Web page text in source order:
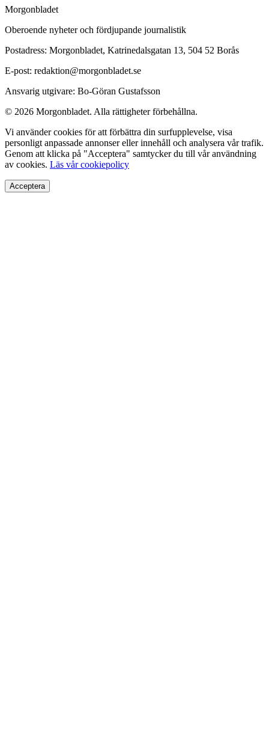
Morgonbladet
Oberoende nyheter och fördjupande journalistik
Postadress: Morgonbladet, Katrinedalsgatan 13, 504 52 Borås
E-post: redaktion@morgonbladet.se
Ansvarig utgivare: Bo-Göran Gustafsson
© 2026 Morgonbladet. Alla rättigheter förbehållna.
Vi använder cookies för att förbättra din surfupplevelse, visa
personligt anpassade annonser eller innehåll och analysera vår trafik.
Genom att klicka på "Acceptera" samtycker du till vår användning
av cookies. Läs vår cookiepolicy
Acceptera